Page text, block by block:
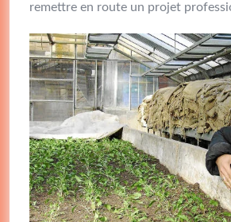
remettre en route un projet